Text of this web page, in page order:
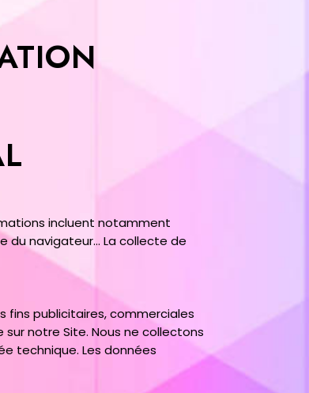
incluent notamment
du navigateur… La collecte de
publicitaires, commerciales
notre Site. Nous ne collectons
technique. Les données